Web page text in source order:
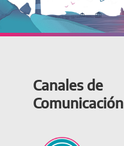
Canales de
Comunicación